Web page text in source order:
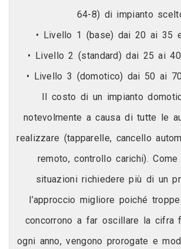
64-8) di impianto
• Livello 1 (base) dai 20 ai 35
• Livello 2 (standard) dai 25 ai
• Livello 3 (domotico) dai 50 ai
Il costo di un impianto
notevolmente a causa di tutte le
realizzare (tapparelle, cancello
remoto, controllo carichi).
situazioni richiedere più di un
l’approccio migliore poiché
concorrono a far oscillare la cifra
ogni anno, vengono prorogate e